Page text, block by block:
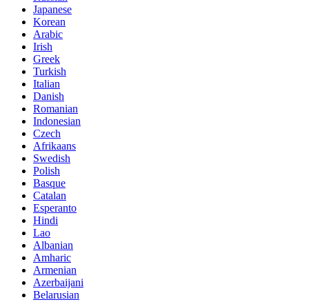
Japanese
Korean
Arabic
Irish
Greek
Turkish
Italian
Danish
Romanian
Indonesian
Czech
Afrikaans
Swedish
Polish
Basque
Catalan
Esperanto
Hindi
Lao
Albanian
Amharic
Armenian
Azerbaijani
Belarusian